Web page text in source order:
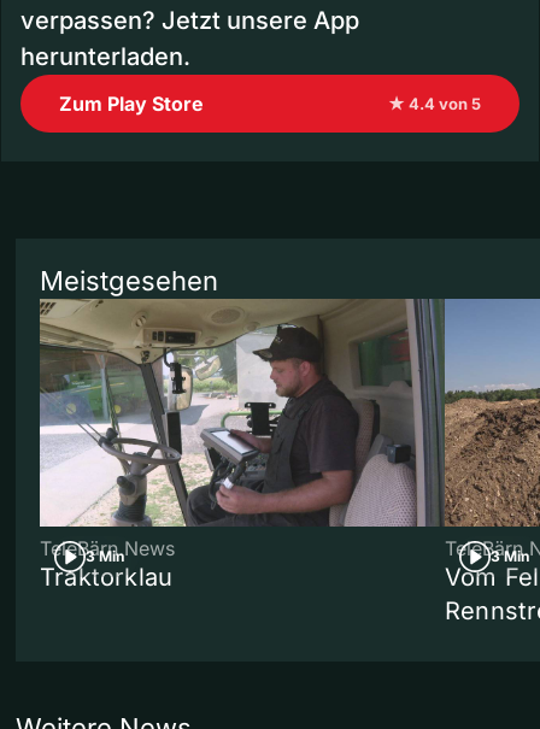
verpassen? Jetzt unsere App
herunterladen.
Zum Play Store ★ 4.4 von 5
Meistgesehen
3 Min
TeleBärn News
Traktorklau
3 Min
TeleBärn
Vom